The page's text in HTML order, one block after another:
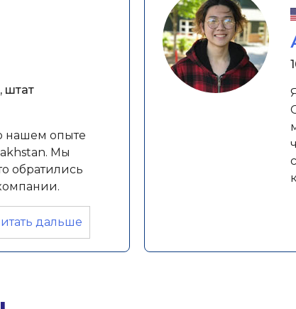
штат
нашем опыте
Мы
обратились
дальше
мама
Нуркасыма»